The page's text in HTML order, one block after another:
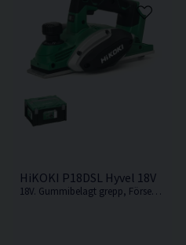
HiKOKI P18DSL Hyvel 18V
18V. Gummibelagt grepp, Försedd med skyddsklack för avställning och enkelt och snabbt byte av hyvelskär. Levereras utan batteri och laddare.